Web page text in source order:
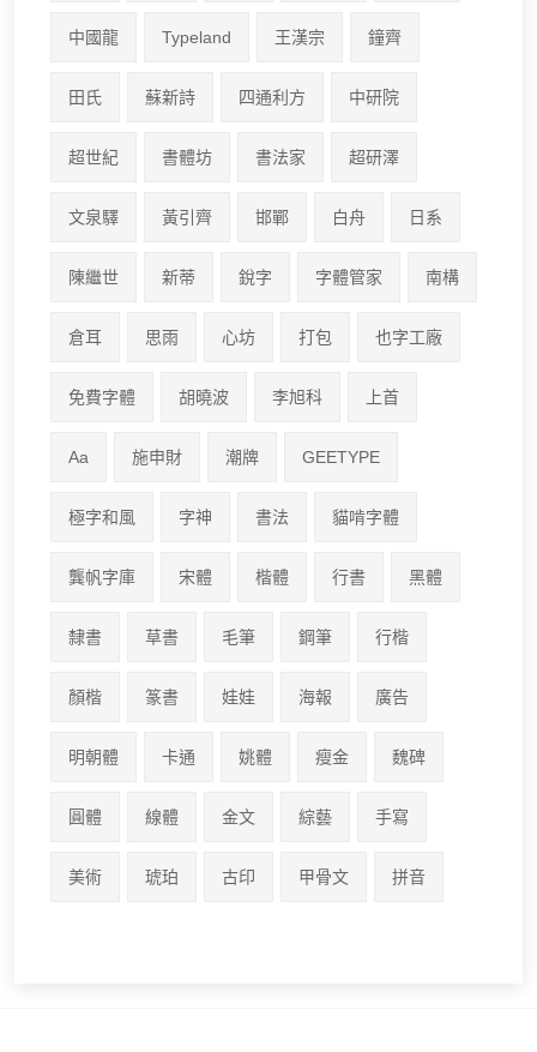
中國龍 Typeland 王漢宗 鐘齊
田氏 蘇新詩 四通利方 中研院
超世紀 書體坊 書法家 超研澤
文泉驛 黃引齊 邯鄲 白舟 日系
陳繼世 新蒂 銳字 字體管家 南構
倉耳 思雨 心坊 打包 也字工廠
免費字體 胡曉波 李旭科 上首
Aa 施申財 潮牌 GEETYPE
極字和風 字神 書法 貓啃字體
龔帆字庫 宋體 楷體 行書 黑體
隸書 草書 毛筆 鋼筆 行楷
顏楷 篆書 娃娃 海報 廣告
明朝體 卡通 姚體 瘦金 魏碑
圓體 線體 金文 綜藝 手寫
美術 琥珀 古印 甲骨文 拼音